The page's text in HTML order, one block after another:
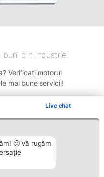
Live chat
🙂 Vă rugăm
buni din industrie
Verificați motorul
mai bune servicii!